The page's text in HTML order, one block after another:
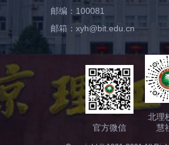
邮编：100081
邮箱：xyh@bit.edu.cn
官方微信
北理
慧